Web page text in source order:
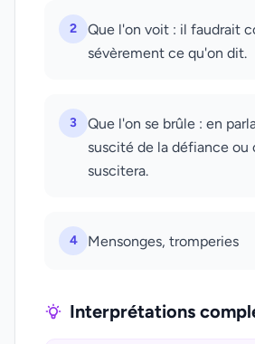
2
Que l'on voit : il faudrait
sévèrement ce qu'on dit.
3
Que l'on se brûle : en
suscité de la défiance ou
suscitera.
4 Mensonges, tromperies
Interprétations